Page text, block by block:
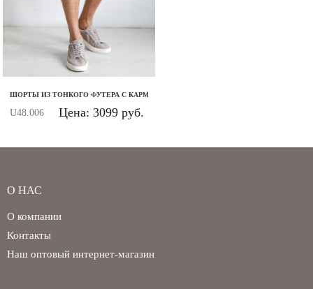
ШОРТЫ ИЗ ТОНКОГО ФУТЕРА С КАРМАНОМ НА МОЛНИИ
U48.006 Цена: 3099 руб.
О НАС
О компании
Контакты
Наш оптовый интернет-магазин